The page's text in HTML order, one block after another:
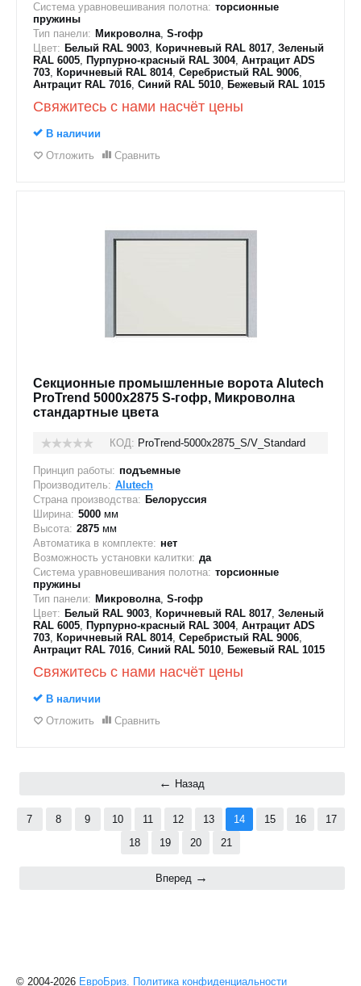
Система уравновешивания полотна: торсионные
пружины
Тип панели: Микроволна, S-гофр
Цвет: Белый RAL 9003, Коричневый RAL 8017, Зеленый
RAL 6005, Пурпурно-красный RAL 3004, Антрацит ADS
703, Коричневый RAL 8014, Серебристый RAL 9006,
Антрацит RAL 7016, Синий RAL 5010, Бежевый RAL 1015
Свяжитесь с нами насчёт цены
В наличии
Отложить
Сравнить
Секционные промышленные ворота Alutech
ProTrend 5000х2875 S-гофр, Микроволна
стандартные цвета
КОД: ProTrend-5000х2875_S/V_Standard
Принцип работы: подъемные
Производитель: Alutech
Страна производства: Белоруссия
Ширина: 5000 мм
Высота: 2875 мм
Автоматика в комплекте: нет
Возможность установки калитки: да
Система уравновешивания полотна: торсионные
пружины
Тип панели: Микроволна, S-гофр
Цвет: Белый RAL 9003, Коричневый RAL 8017, Зеленый
RAL 6005, Пурпурно-красный RAL 3004, Антрацит ADS
703, Коричневый RAL 8014, Серебристый RAL 9006,
Антрацит RAL 7016, Синий RAL 5010, Бежевый RAL 1015
Свяжитесь с нами насчёт цены
В наличии
Отложить
Сравнить
Назад
7 8 9 10 11 12 13 14 15 16
17
18
19 20 21
Вперед
© 2004-2026 ЕвроБриз. Политика конфиденциальности